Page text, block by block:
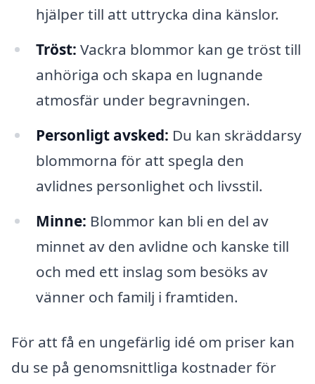
hjälper till att uttrycka dina känslor.
Tröst: Vackra blommor kan ge tröst till
anhöriga och skapa en lugnande
atmosfär under begravningen.
Personligt avsked: Du kan skräddarsy
blommorna för att spegla den
avlidnes personlighet och livsstil.
Minne: Blommor kan bli en del av
minnet av den avlidne och kanske till
och med ett inslag som besöks av
vänner och familj i framtiden.
För att få en ungefärlig idé om priser kan
du se på genomsnittliga kostnader för